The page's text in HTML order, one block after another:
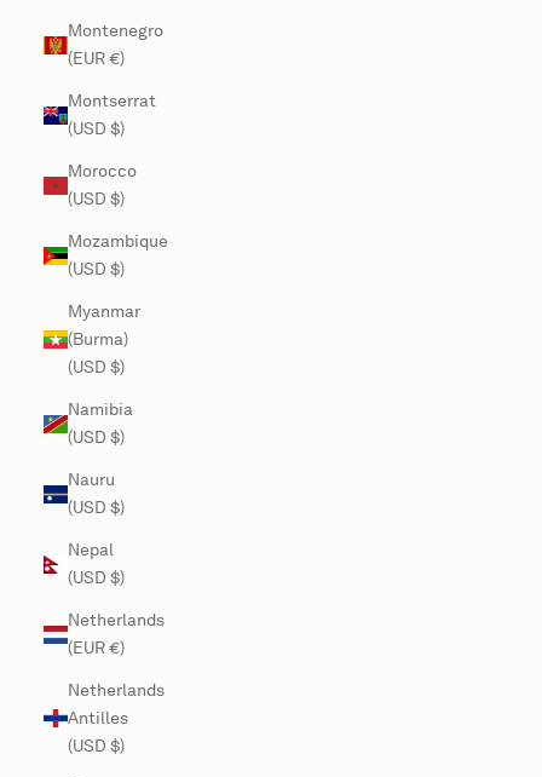
Montenegro
(EUR €)
Montserrat
(USD $)
Morocco
(USD $)
Mozambique
(USD $)
Myanmar
(Burma)
(USD $)
Namibia
(USD $)
Nauru
(USD $)
Nepal
(USD $)
Netherlands
(EUR €)
Netherlands
Antilles
(USD $)